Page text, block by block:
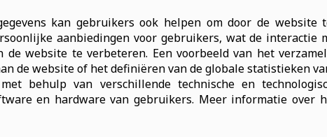
kan gebruikers ook helpen om door de
aanbiedingen voor gebruikers, wat de interactie
website te verbeteren. Een voorbeeld van het
de website of het definiëren van de globale statistieken
behulp van verschillende technische en
en hardware van gebruikers. Meer informatie